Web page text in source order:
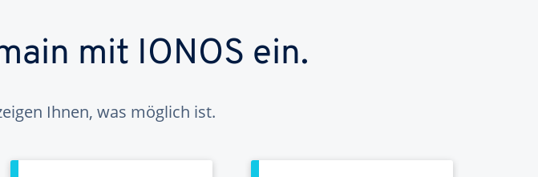
mit IONOS ein.
Ihnen, was möglich ist.